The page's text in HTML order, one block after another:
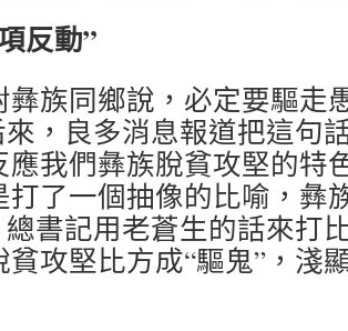
反動”
彝族同鄉說，必定要驅走
來，良多消息報道把這句
應我們彝族脫貧攻堅的特
打了一個抽像的比喻，彝
總書記用老蒼生的話來打
貧攻堅比方成“驅鬼”，淺